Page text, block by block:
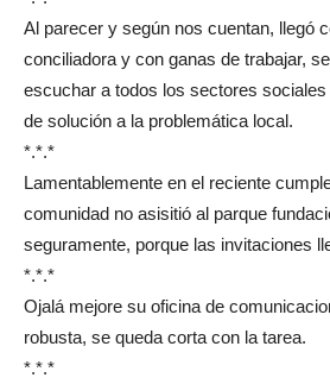
Al parecer y según nos cuentan, llegó
conciliadora y con ganas de trabajar,
escuchar a todos los sectores
de solución a la problemática local.
*.*.*
Lamentablemente en el reciente
comunidad no asisitió al parque
seguramente, porque las invitaciones
*.*.*
Ojalá mejore su oficina de
robusta, se queda corta con la tarea.
*.*.*